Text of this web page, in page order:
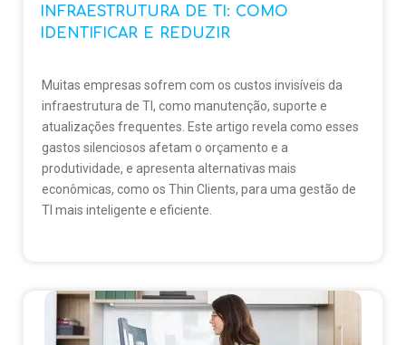
INFRAESTRUTURA DE TI: COMO
IDENTIFICAR E REDUZIR
Muitas empresas sofrem com os custos invisíveis da
infraestrutura de TI, como manutenção, suporte e
atualizações frequentes. Este artigo revela como esses
gastos silenciosos afetam o orçamento e a
produtividade, e apresenta alternativas mais
econômicas, como os Thin Clients, para uma gestão de
TI mais inteligente e eficiente.